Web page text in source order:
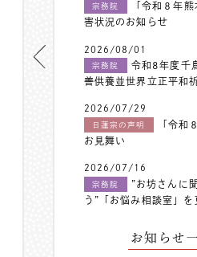
宗務院
「令和８年
害状況のお知らせ
2026/08/01
宗務院
令和8年度千
善供養並世界立正平和
2026/07/29
日蓮宗の声明
「令和
お見舞い
2026/07/16
宗務院
”お坊さんに
う”「お悩み相談室」を
お知らせ